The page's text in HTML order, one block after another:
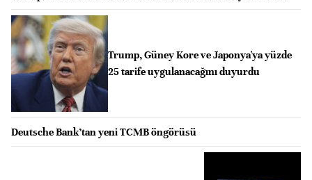
Trump, Güney Kore ve Japonya'ya yüzde
25 tarife uygulanacağını duyurdu
Deutsche Bank’tan yeni TCMB öngörüsü